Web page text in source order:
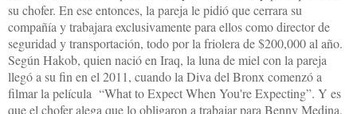
su chofer. En ese entonces, la pareja le pidió que cerrara su
compañía y trabajara exclusivamente para ellos como director de
seguridad y transportación, todo por la friolera de $200,000 al año.
Según Hakob, quien nació en Iraq, la luna de miel con la pareja
llegó a su fin en el 2011, cuando la Diva del Bronx comenzó a
filmar la película “What to Expect When You're Expecting”. Y es
que el chofer alega que lo obligaron a trabajar para Benny Medina,